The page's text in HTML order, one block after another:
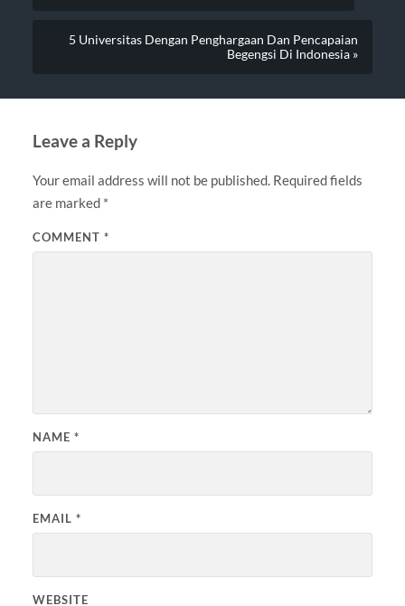
5 Universitas Dengan Penghargaan Dan Pencapaian
Begengsi Di Indonesia »
Leave a Reply
Your email address will not be published. Required fields
are marked *
COMMENT *
NAME *
EMAIL *
WEBSITE